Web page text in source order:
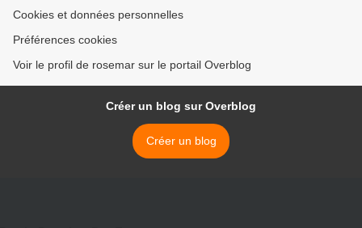
Cookies et données personnelles
Préférences cookies
Voir le profil de rosemar sur le portail Overblog
Créer un blog sur Overblog
Créer un blog